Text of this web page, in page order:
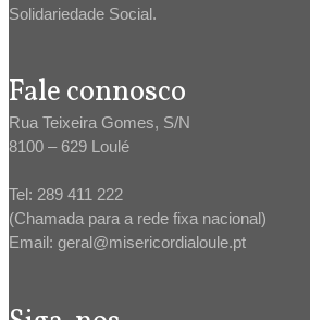
Solidariedade Social.
Fale connosco
Rua Teixeira Gomes, S/N
8100 – 629 Loulé
Tel: 289 411 222
(Chamada para a rede fixa nacional)
Email: geral@misericordialoule.pt